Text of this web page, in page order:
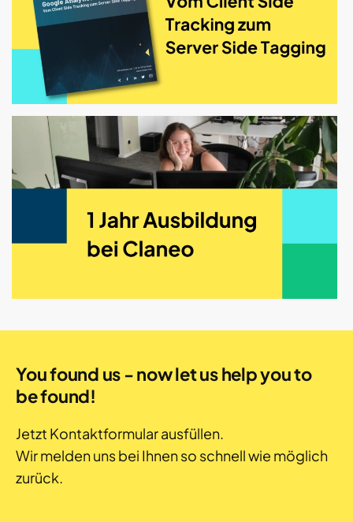
You found us - now let us help you to
be found!
Jetzt Kontaktformular ausfüllen.
Wir melden uns bei Ihnen so schnell wie möglich
zurück.